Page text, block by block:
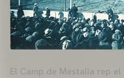
El Camp de Mestalla rep el